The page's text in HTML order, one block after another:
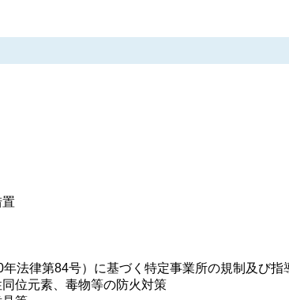
法律第84号）に基づく特定事業所の規制及び指
位元素、毒物等の防火対策